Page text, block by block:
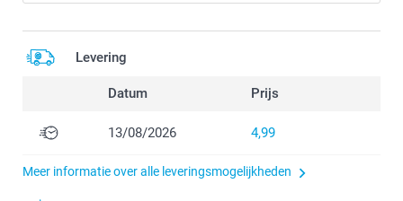
Levering
Datum Prijs
13/08/2026 4,99
Meer informatie over alle leveringsmogelijkheden